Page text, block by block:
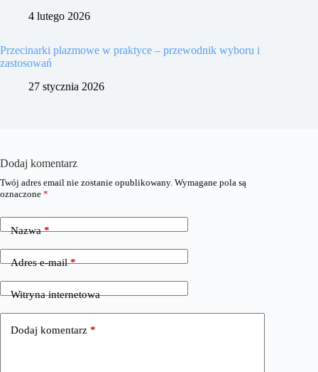
4 lutego 2026
Przecinarki plazmowe w praktyce – przewodnik wyboru i
zastosowań
27 stycznia 2026
Dodaj komentarz
Twój adres email nie zostanie opublikowany. Wymagane pola są
oznaczone *
Nazwa*
Adres e-mail*
Witryna internetowa
Dodaj komentarz *